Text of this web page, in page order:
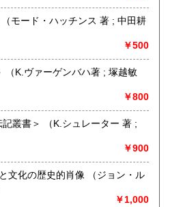
たします
￥500
￥800
レーター 著 ;
￥900
史的肖像 （ジョン・ル
￥1,000